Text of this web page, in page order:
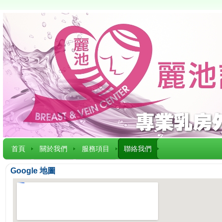
首頁 關於我們 服務項目 聯絡我們
Google 地圖